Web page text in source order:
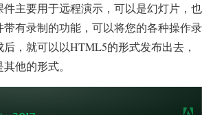
主要用于远程演示，可以是幻灯片，也
有录制的功能，可以将您的各种操作录
，就可以以HTML5的形式发布出去，
他的形式。